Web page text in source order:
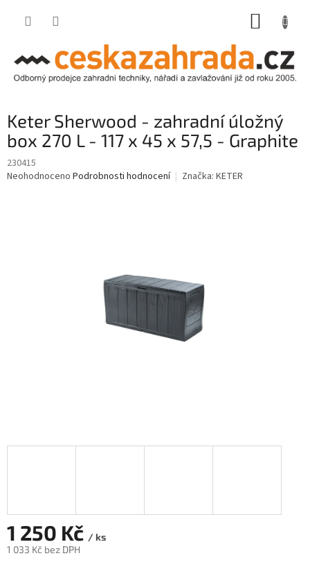
Keter Sherwood - zahradní úložný
box 270 L - 117 x 45 x 57,5 - Graphite
230415
Průměrné
Neohodnoceno Podrobnosti hodnocení Značka: KETER
1 250 Kč / ks
1 033 Kč bez DPH